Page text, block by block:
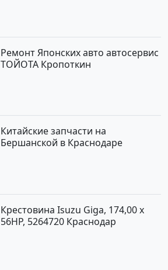
Ремонт Японских авто автосервис
ТОЙОТА Кропоткин
Китайские запчасти на
Бершанской в Краснодаре
Крестовина Isuzu Giga, 174,00 x
56HP, 5264720 Краснодар